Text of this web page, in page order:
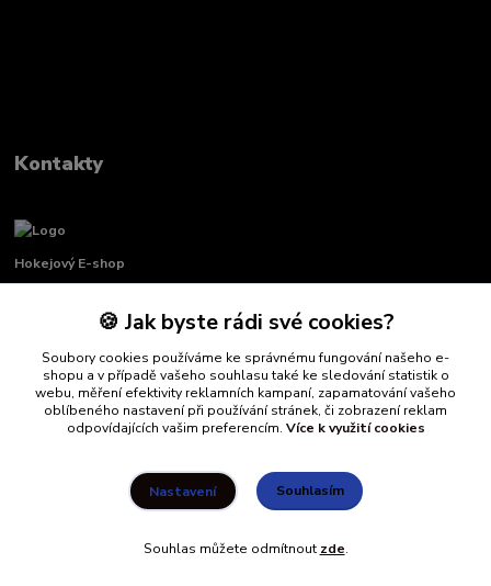
Kontakty
Hokejový E-shop
Renata Křenková
+420 739 339 689
Po-Pá, 8:00-16:00 pauza 11:00-13:00
info@hockeydefender.cz
Vytvořeno na Eshop-rychle.cz
🍪 Jak byste rádi své cookies?
Soubory cookies používáme ke správnému fungování našeho e-
shopu a v případě vašeho souhlasu také ke sledování statistik o
webu, měření efektivity reklamních kampaní, zapamatování vašeho
oblíbeného nastavení při používání stránek, či zobrazení reklam
odpovídajících vašim preferencím. Více k využití cookies
Nastavení Souhlasím
Souhlas můžete odmítnout zde.